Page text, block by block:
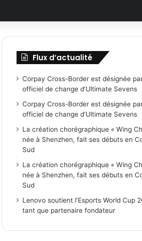
Flux d’actualité
Corpay Cross-Border est désignée
officiel de change d’Ultimate Sevens
Corpay Cross-Border est désignée
officiel de change d’Ultimate Sevens
La création chorégraphique « Wing
née à Shenzhen, fait ses débuts en
Sud
La création chorégraphique « Wing
née à Shenzhen, fait ses débuts en
Sud
Lenovo soutient l’Esports World Cup
tant que partenaire fondateur